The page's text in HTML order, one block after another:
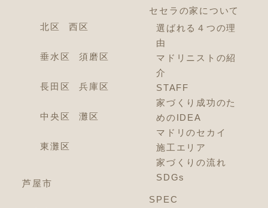
北区 西区
垂水区 須磨区
長田区 兵庫区
中央区 灘区
東灘区
芦屋市
セセラの家について
選ばれる４つの理
由
マドリニストの紹
介
STAFF
家づくり成功のた
めのIDEA
マドリのセカイ
施工エリア
家づくりの流れ
SDGs
SPEC